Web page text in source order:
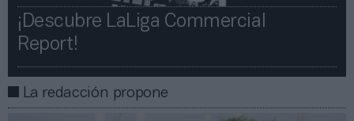
¡Descubre LaLiga Commercial
Report!​​
La redacción propone